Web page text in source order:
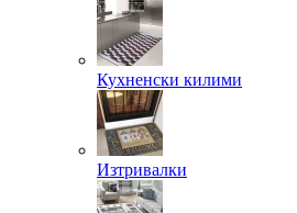
Кухненски килими
Изтривалки